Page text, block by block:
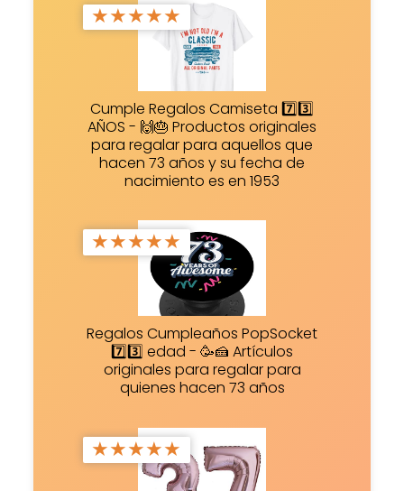
★★★★★
Cumple Regalos Camiseta 7️⃣3️⃣
AÑOS - 🙌🎂 Productos originales
para regalar para aquellos que
hacen 73 años y su fecha de
nacimiento es en 1953
★★★★★
Regalos Cumpleaños PopSocket
7️⃣3️⃣ edad - 🥳🍰 Artículos
originales para regalar para
quienes hacen 73 años
★★★★★